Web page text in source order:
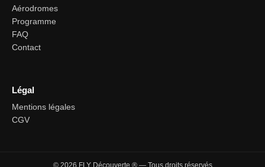
Aérodromes
Programme
FAQ
Contact
Légal
Mentions légales
CGV
© 2026 FLY Découverte ® — Tous droits réservés